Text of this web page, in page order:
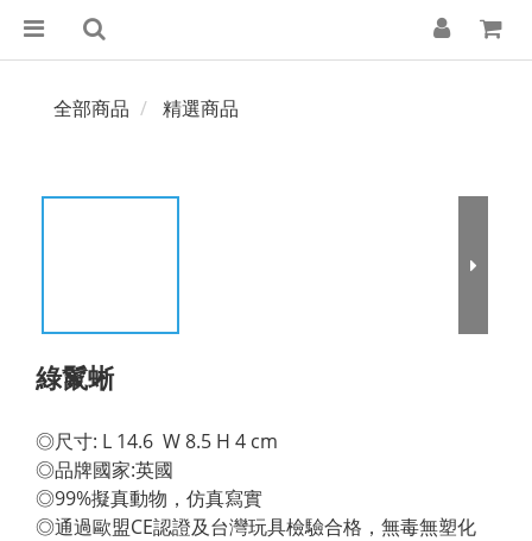
全部商品 精選商品
綠鬣蜥
◎尺寸: L 14.6  W 8.5 H 4 cm
◎品牌國家:英國
◎99%擬真動物，仿真寫實
◎通過歐盟CE認證及台灣玩具檢驗合格，無毒無塑化